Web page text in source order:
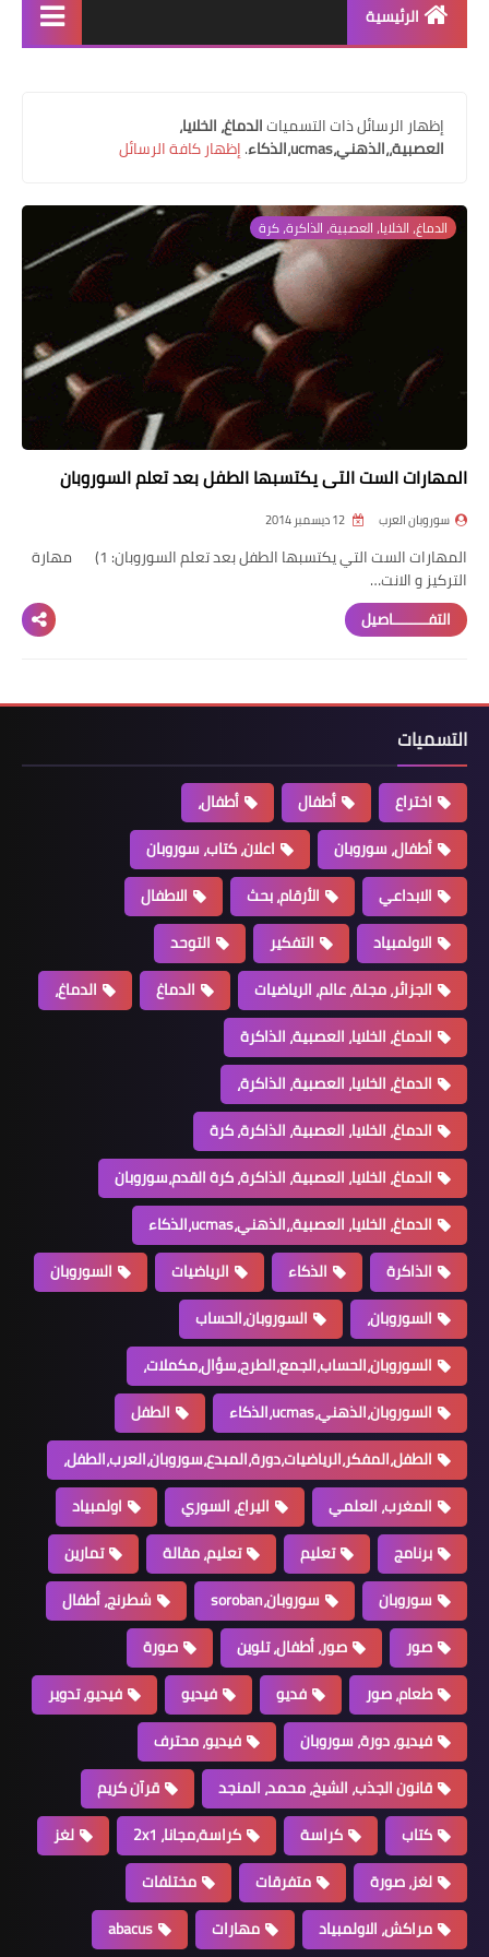
الرئيسية
دورة سوروبان اونلاين
كراسات البرنامج pdf
كتاب الشامل في السوروبان
‏إظهار الرسائل ذات التسمياتالدماغ، الخلايا،
العصبية،،الذهني،ucmas،الذكاء
.إظهار كافة الرسائل
الدماغ، الخلايا، العصبية، الذاكرة، كرة
المهارات الست التي يكتسبها الطفل بعد تعلم السوروبان
سوروبان العرب
المهارات الست التي يكتسبها الطفل بعد تعلم السوروبان: 1) مهارة
التركيز و الانت…
التفــــــــاصيل
التسميات
اختراع أطفال
أطفال،
أطفال، سوروبان
اعلان، كتاب، سوروبان
الابداعي
الأرقام، بحث
الاطفال
الاولمبياد
التفكير
التوحد
الجزائر، مجلة، عالم، الرياضيات
الدماغ
الدماغ،
الدماغ، الخلايا، العصبية، الذاكرة
الدماغ، الخلايا، العصبية، الذاكرة،
الدماغ، الخلايا، العصبية، الذاكرة، كرة
الدماغ، الخلايا، العصبية، الذاكرة، كرة القدم،سوروبان
الدماغ، الخلايا، العصبية،،الذهني،ucmas،الذكاء
الذاكرة
الذكاء الرياضيات
السوروبان
السوروبان،
السوروبان،الحساب
السوروبان،الحساب،الجمع،الطرح،سؤال،مكملات،
السوروبان،الذهني،ucmas،الذكاء
الطفل
الطفل،المفكر،الرياضيات،دورة،المبدع،سوروبان،العرب،الطفل،
المغرب، العلمي
اليراع، السوري
اولمبياد
برنامج
تعليم تعليم، مقالة
تمارين
سوروبان
سوروبان،soroban
شطرنج، أطفال
صور
صور، أطفال، تلوين
صورة
طعام، صور
فديو فيديو
فيديو، تدوير
فيديو، دورة، سوروبان
فيديو، محترف
قانون الجذب، الشيخ، محمد، المنجد
قرآن كريم
كتاب
كراسة كراسة،مجانا، 2x1
لغز
لغز، صورة
متفرقات
مختلفات
مراكش، الاولمبياد
مهارات abacus